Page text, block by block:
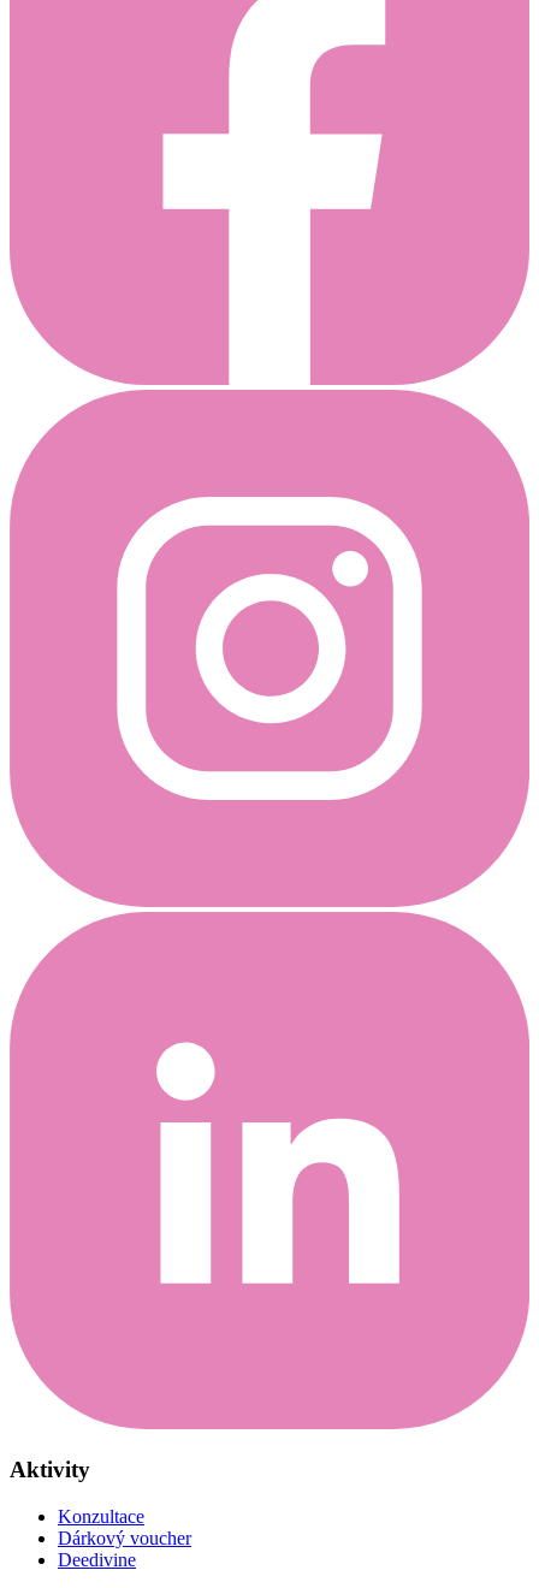
Aktivity
Konzultace
Dárkový voucher
Deedivine